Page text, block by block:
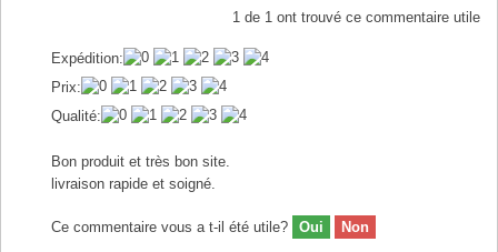
1 de 1 ont trouvé ce commentaire utile
Expédition:
Prix:
Qualité:
Bon produit et très bon site.
livraison rapide et soigné.
Ce commentaire vous a t-il été utile? Oui Non